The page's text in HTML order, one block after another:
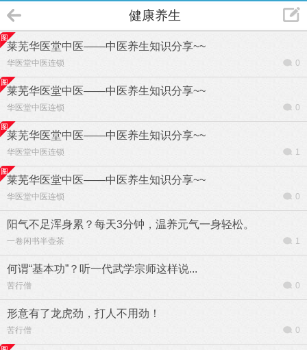
健康养生
莱芜华医堂中医——中医养生知识分享~~
华医堂中医连锁 0
莱芜华医堂中医——中医养生知识分享~~
华医堂中医连锁 0
莱芜华医堂中医——中医养生知识分享~~
华医堂中医连锁 1
莱芜华医堂中医——中医养生知识分享~~
华医堂中医连锁 0
阳气不足浑身累？每天3分钟，温养元气一身轻松。
一卷闲书半壶茶 1
何谓“基本功”？听一代武学宗师这样说...
苦行僧 0
形意有了龙虎劲，打人不用劲！
苦行僧 0